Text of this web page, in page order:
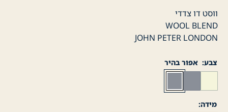
ווסט דו צדדי
WOOL BLEND
JOHN PETER LONDON
צבע אפור בהיר
מידה